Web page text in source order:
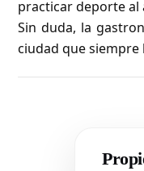
practicar deporte al
Sin duda, la
ciudad que